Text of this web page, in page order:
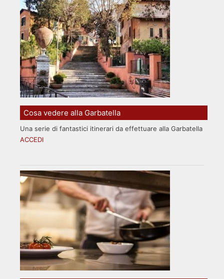
Cosa vedere alla Garbatella
Una serie di fantastici itinerari da effettuare alla Garbatella
ACCEDI